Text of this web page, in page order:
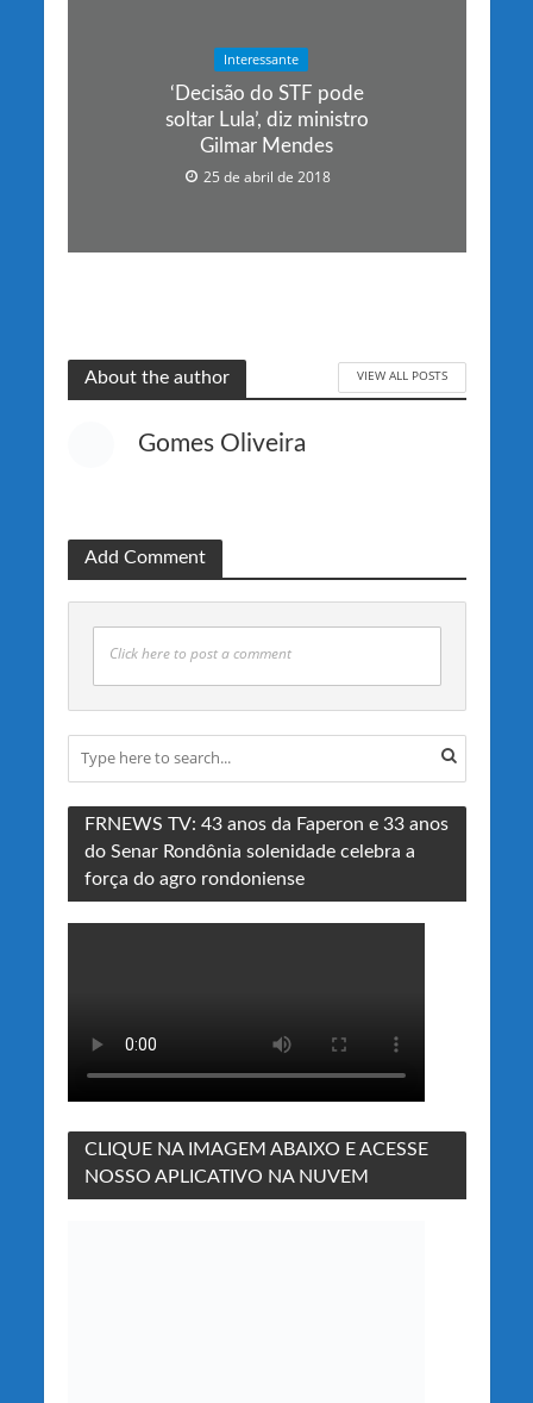
Interessante
‘Decisão do STF pode
soltar Lula’, diz ministro
Gilmar Mendes
25 de abril de 2018
About the author VIEW ALL POSTS
Gomes Oliveira
Add Comment
Click here to post a comment
FRNEWS TV: 43 anos da Faperon e 33 anos
do Senar Rondônia solenidade celebra a
força do agro rondoniense
CLIQUE NA IMAGEM ABAIXO E ACESSE
NOSSO APLICATIVO NA NUVEM